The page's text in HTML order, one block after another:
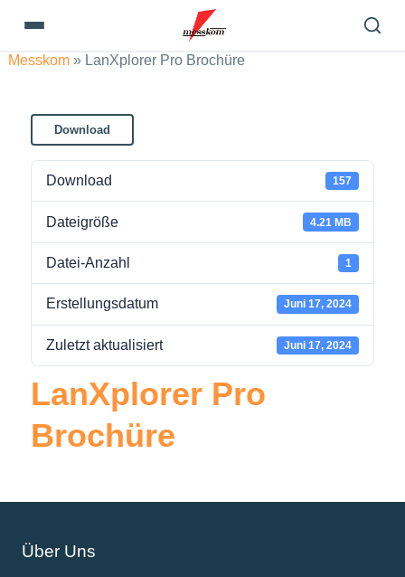
Messkom » LanXplorer Pro Brochüre
Download
Download 157
Dateigröße 4.21 MB
Datei-Anzahl 1
Erstellungsdatum Juni 17, 2024
Zuletzt aktualisiert Juni 17, 2024
LanXplorer Pro
Brochüre
Über Uns